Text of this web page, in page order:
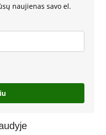
naujienas savo el.